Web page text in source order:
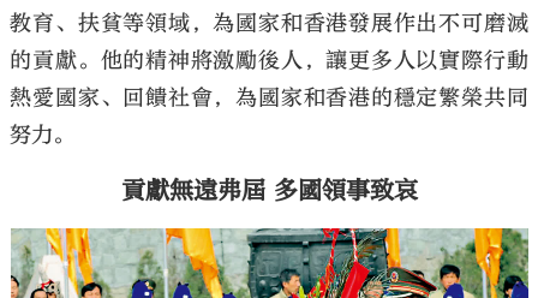
教育、扶貧等領域，為國家和香港發展作出不可磨滅
的貢獻。他的精神將激勵後人，讓更多人以實際行動
熱愛國家、回饋社會，為國家和香港的穩定繁榮共同
努力。
貢獻無遠弗屆 多國領事致哀